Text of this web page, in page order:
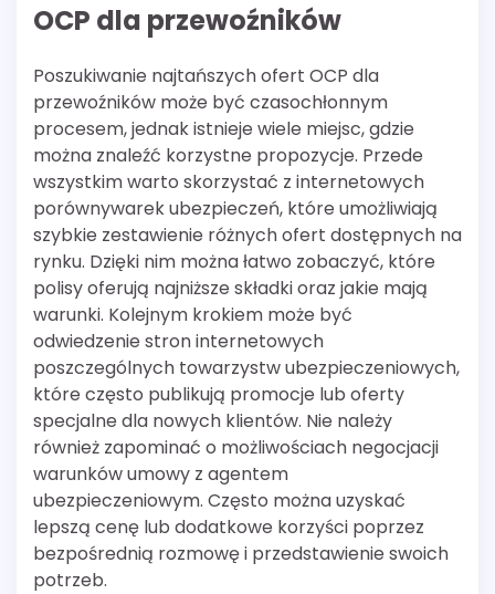
OCP dla przewoźników
Poszukiwanie najtańszych ofert OCP dla
przewoźników może być czasochłonnym
procesem, jednak istnieje wiele miejsc, gdzie
można znaleźć korzystne propozycje. Przede
wszystkim warto skorzystać z internetowych
porównywarek ubezpieczeń, które umożliwiają
szybkie zestawienie różnych ofert dostępnych na
rynku. Dzięki nim można łatwo zobaczyć, które
polisy oferują najniższe składki oraz jakie mają
warunki. Kolejnym krokiem może być
odwiedzenie stron internetowych
poszczególnych towarzystw ubezpieczeniowych,
które często publikują promocje lub oferty
specjalne dla nowych klientów. Nie należy
również zapominać o możliwościach negocjacji
warunków umowy z agentem
ubezpieczeniowym. Często można uzyskać
lepszą cenę lub dodatkowe korzyści poprzez
bezpośrednią rozmowę i przedstawienie swoich
potrzeb.